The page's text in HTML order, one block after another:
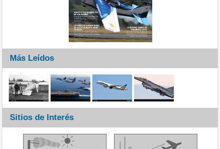
Más Leídos
Sitios de Interés